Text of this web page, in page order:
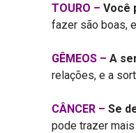
TOURO – Você
fazer são boas,
GÊMEOS – A
relações, e a
CÂNCER – Se
pode trazer